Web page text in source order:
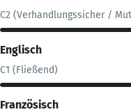
C2 (Verhandlungssicher /
Englisch
C1 (Fließend)
Französisch